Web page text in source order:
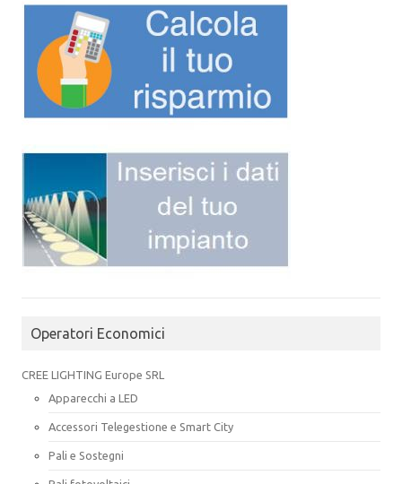
Operatori Economici
CREE LIGHTING Europe SRL
Apparecchi a LED
Accessori Telegestione e Smart City
Pali e Sostegni